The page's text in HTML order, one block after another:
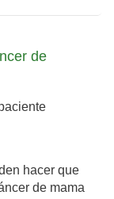
de
hacer que
de mama